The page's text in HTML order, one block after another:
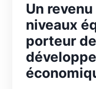
Un
niveaux
porteur de